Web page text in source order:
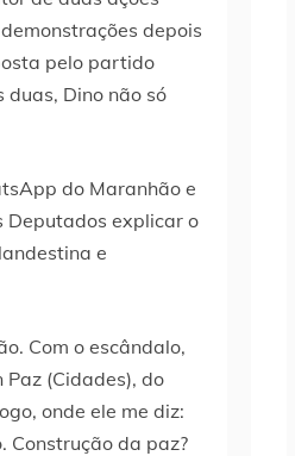
depois
pelo partido
Dino não só
do Maranhão e
Deputados explicar o
e
Com o escândalo,
(Cidades), do
onde ele me diz:
Construção da paz?